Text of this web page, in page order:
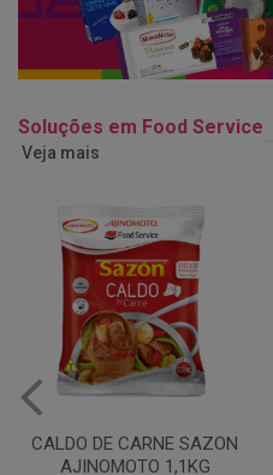
Soluções em Food Service
Veja mais
MOLHO DE TOMATE PIZZA
BONARE 1,7KG